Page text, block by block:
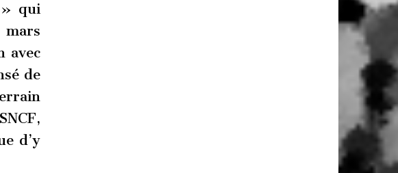
» qui
mars
avec
de
d’y